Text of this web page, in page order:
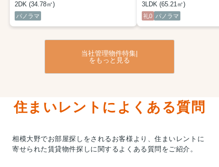
2DK (34.78㎡)
パノラマ
3LDK (65.21㎡)
礼0 パノラマ
当社管理物件特集|
をもっと見る
住まいレントによくある質問
相模大野でお部屋探しをされるお客様より、住まいレントに
寄せられた賃貸物件探しに関するよくある質問をご紹介。